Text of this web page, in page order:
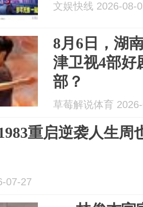
文娱快线 2026-08-
8月6日，湖
津卫视4部好
部？
草莓解说体育
重启逆袭人生周
07-27